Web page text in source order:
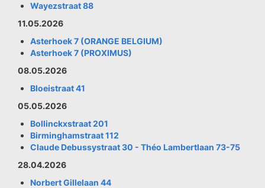
Wayezstraat 88
11.05.2026
Asterhoek 7 (ORANGE BELGIUM)
Asterhoek 7 (PROXIMUS)
08.05.2026
Bloeistraat 41
05.05.2026
Bollinckxstraat 201
Birminghamstraat 112
Claude Debussystraat 30 - Théo Lambertlaan 73-75
28.04.2026
Norbert Gillelaan 44